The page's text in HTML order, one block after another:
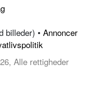
billeder) • Annoncer
Alle rettigheder